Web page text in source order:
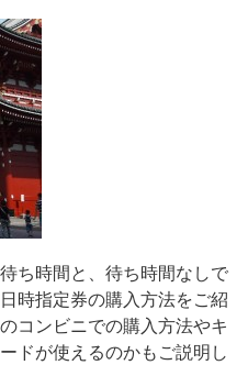
ち時間と、待ち時間なしで
時指定券の購入方法をご紹
コンビニでの購入方法やキ
ドが使えるのかもご説明し